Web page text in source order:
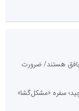
بافق هستند/ ضرورت
سفره «مشکل‌گشا»